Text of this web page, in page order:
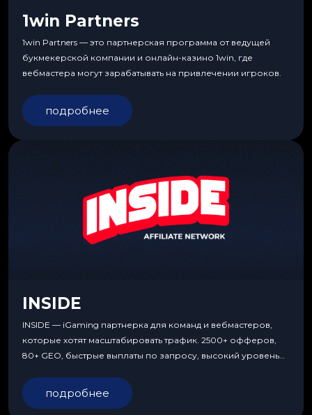
1win Partners
1win Partners — это партнерская программа от ведущей
букмекерской компании и онлайн-казино 1win, где
вебмастера могут зарабатывать на привлечении игроков.
подробнее
INSIDE
INSIDE — iGaming партнерка для команд и вебмастеров,
которые хотят масштабировать трафик. 2500+ офферов,
80+ GEO, быстрые выплаты по запросу, высокий уровень
подробнее